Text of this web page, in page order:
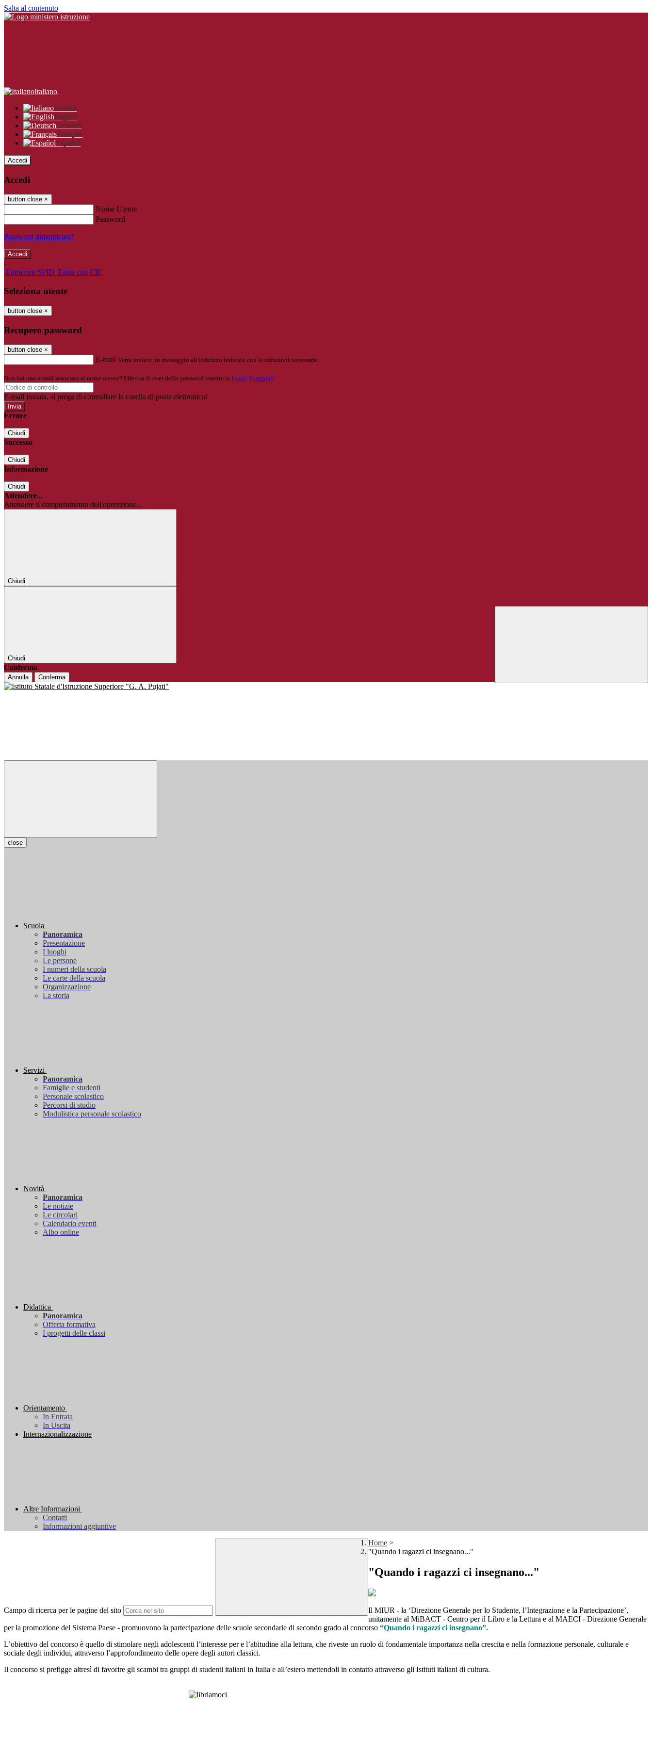
Salta al contenuto
Italiano
Italiano
English
Deutsch
Français
Español
Accedi
Accedi
button close ×
Nome Utente
Password
Password dimenticata?
-
Entra con SPID Entra con CIE
Seleziona utente
button close ×
Recupero password
button close ×
E-mail Verrà inviato un messaggio all'indirizzo indicato con le istruzioni necessarie.
Non hai una e-mail associata al nome utente? Effettua il reset della password tramite la Login Spaggiari
E-mail inviata, si prega di controllare la casella di posta elettronica!
Errore
Chiudi
Successo
Chiudi
Informazione
Chiudi
Attendere...
Attendere il completamento dell'operazione...
Chiudi
Chiudi
Conferma
Annulla Conferma
close
Scuola
Panoramica
Presentazione
I luoghi
Le persone
I numeri della scuola
Le carte della scuola
Organizzazione
La storia
Servizi
Panoramica
Famiglie e studenti
Personale scolastico
Percorsi di studio
Modulistica personale scolastico
Novità
Panoramica
Le notizie
Le circolari
Calendario eventi
Albo online
Didattica
Panoramica
Offerta formativa
I progetti delle classi
Orientamento
In Entrata
In Uscita
Internazionalizzazione
Altre Informazioni
Contatti
Informazioni aggiuntive
Campo di ricerca per le pagine del sito
Home >
"Quando i ragazzi ci insegnano..."
"Quando i ragazzi ci insegnano..."
Il MIUR - la ‘Direzione Generale per lo Studente, l’Integrazione e la Partecipazione’,
unitamente al MiBACT - Centro per il Libro e la Lettura e al MAECI - Direzione Generale
per la promozione del Sistema Paese - promuovono la partecipazione delle scuole secondarie di secondo grado al concorso “Quando i ragazzi ci insegnano”.
L’obiettivo del concorso è quello di stimolare negli adolescenti l’interesse per e l’abitudine alla lettura, che riveste un ruolo di fondamentale importanza nella crescita e nella formazione personale, culturale e
sociale degli individui, attraverso l’approfondimento delle opere degli autori classici.
Il concorso si prefigge altresì di favorire gli scambi tra gruppi di studenti italiani in Italia e all’estero mettendoli in contatto attraverso gli Istituti italiani di cultura.